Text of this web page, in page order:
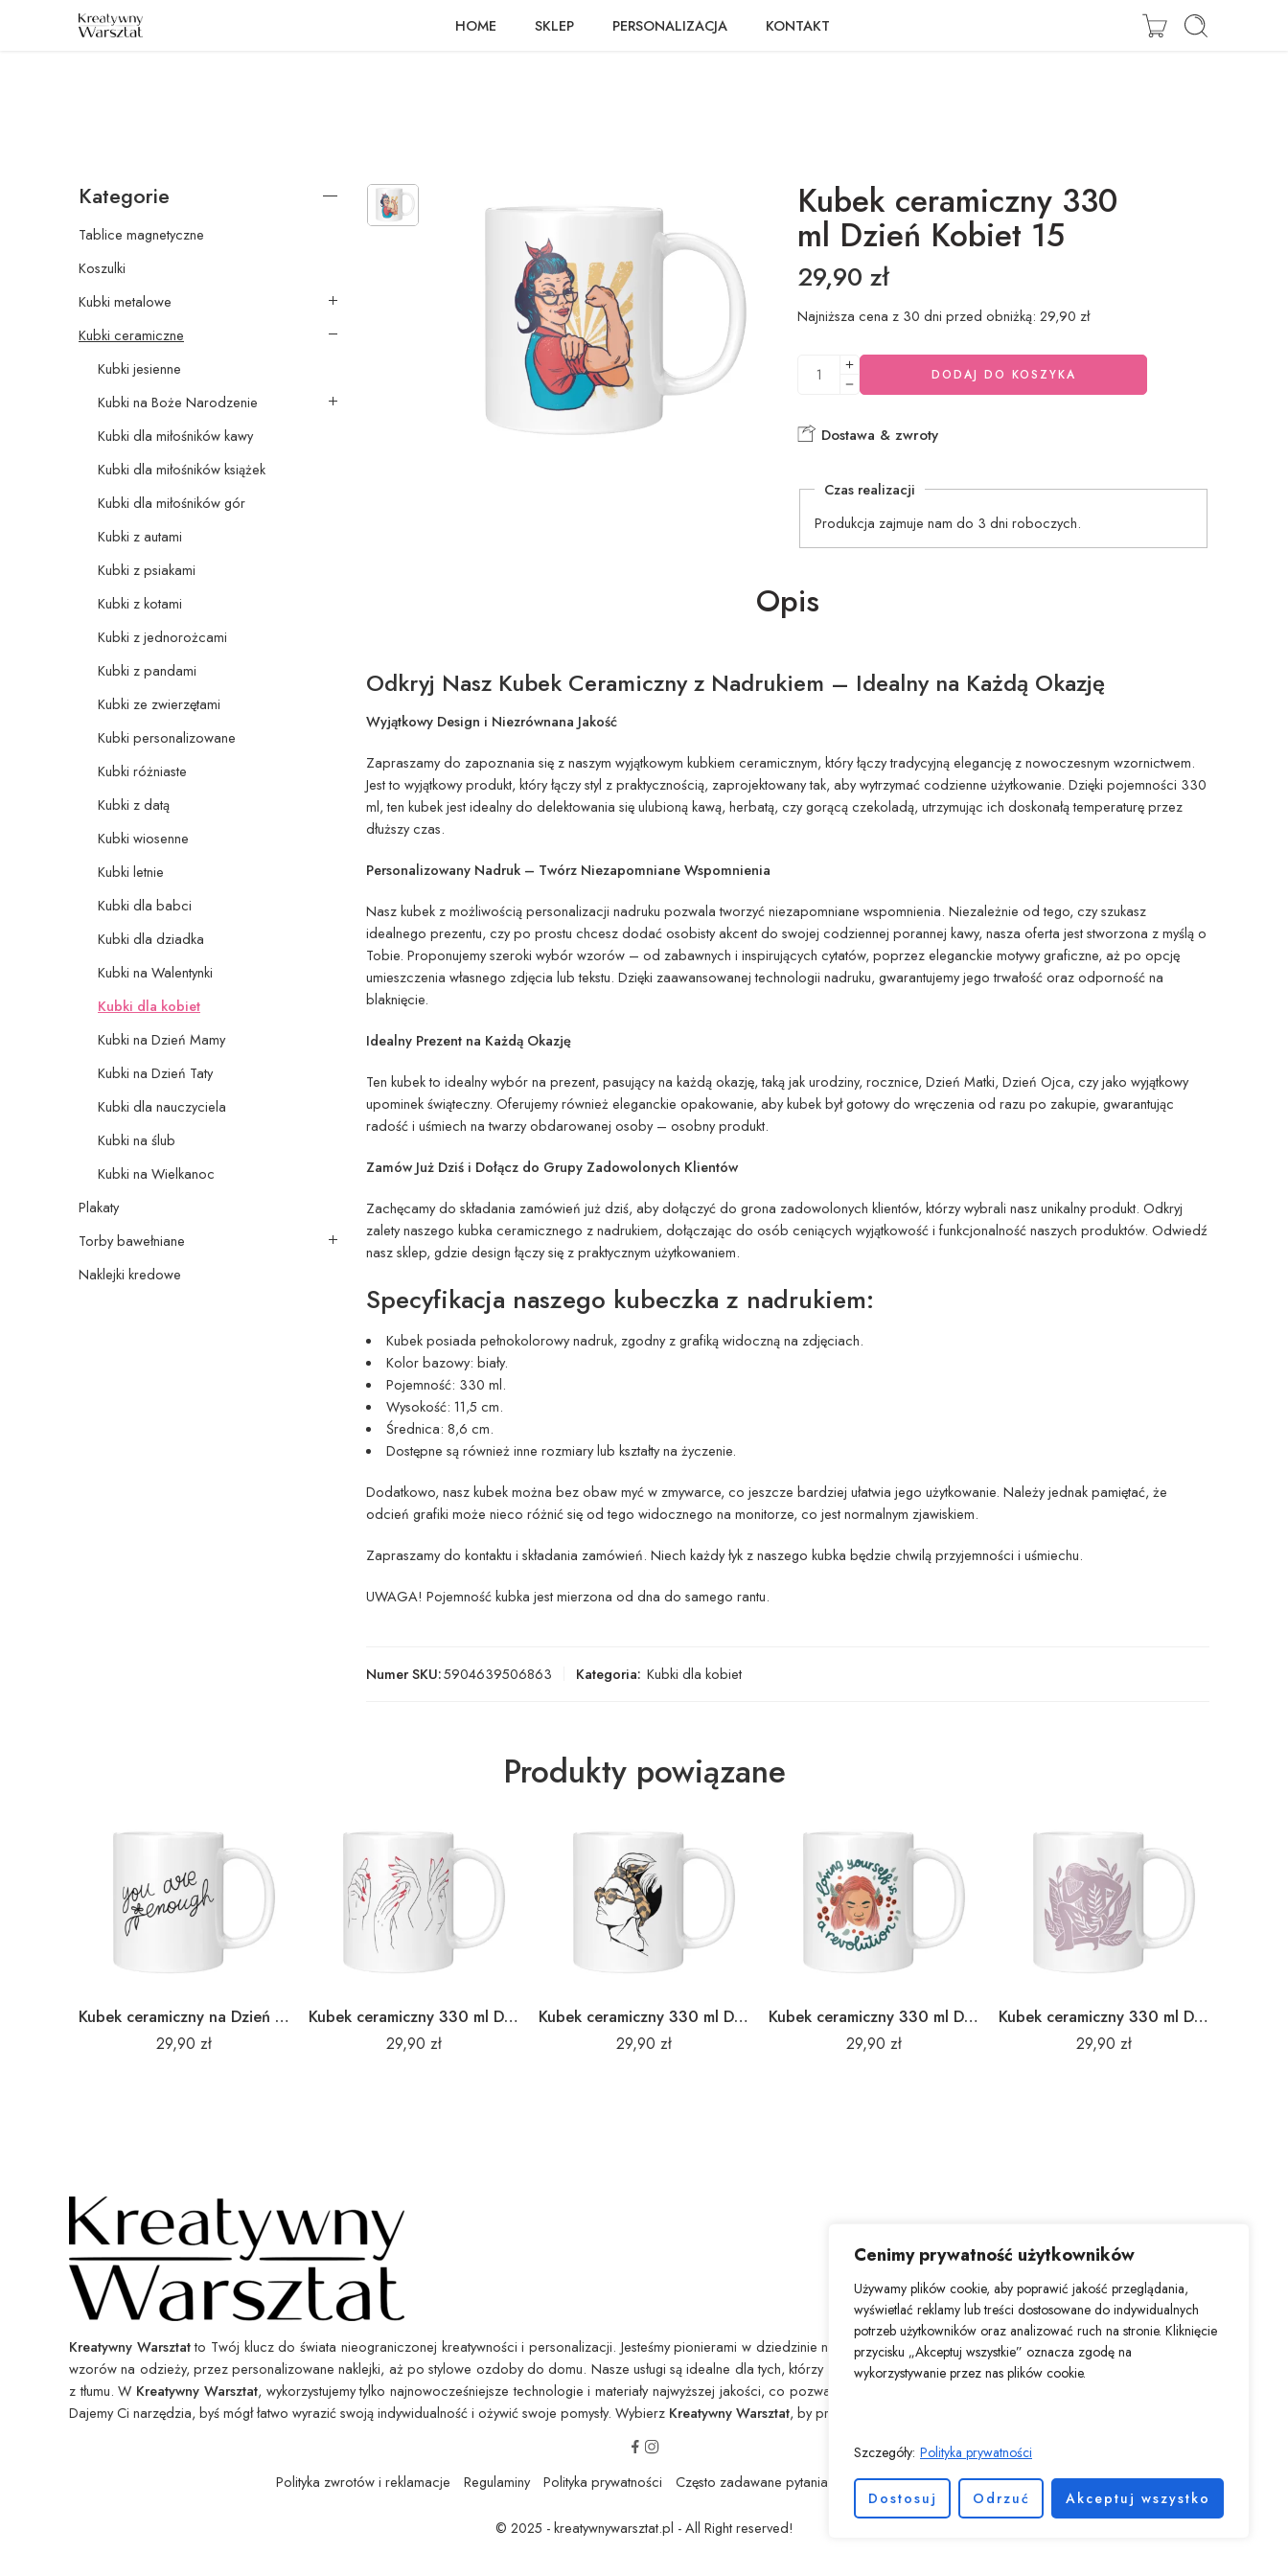
Cenimy prywatność użytkowników
Używamy plików cookie, aby poprawić jakość przeglądania,
wyświetlać reklamy lub treści dostosowane do indywidualnych
potrzeb użytkowników oraz analizować ruch na stronie. Kliknięcie
przycisku „Akceptuj wszystkie” oznacza zgodę na
wykorzystywanie przez nas plików cookie.
Szczegóły: Polityka prywatności
Dostosuj Odrzuć Akceptuj wszystko
E: sklep@kreatywnywarsztat.pl | T: +48 530 933 786 Zaloguj się / Zarejestruj się
HOME SKLEP PERSONALIZACJA KONTAKT
Kubek ceramiczny 330
ml Dzień Kobiet 15
29,90 zł
Najniższa cena z 30 dni przed obniżką: 29,90 zł
DODAJ DO KOSZYKA
Dostawa & zwroty
Czas realizacji
Produkcja zajmuje nam do 3 dni roboczych.
Opis
Odkryj Nasz Kubek Ceramiczny z Nadrukiem – Idealny na Każdą Okazję
Wyjątkowy Design i Niezrównana Jakość
Zapraszamy do zapoznania się z naszym wyjątkowym kubkiem ceramicznym, który łączy tradycyjną elegancję z nowoczesnym wzornictwem.
Jest to wyjątkowy produkt, który łączy styl z praktycznością, zaprojektowany tak, aby wytrzymać codzienne użytkowanie. Dzięki pojemności 330
ml, ten kubek jest idealny do delektowania się ulubioną kawą, herbatą, czy gorącą czekoladą, utrzymując ich doskonałą temperaturę przez
dłuższy czas.
Personalizowany Nadruk – Twórz Niezapomniane Wspomnienia
Nasz kubek z możliwością personalizacji nadruku pozwala tworzyć niezapomniane wspomnienia. Niezależnie od tego, czy szukasz
idealnego prezentu, czy po prostu chcesz dodać osobisty akcent do swojej codziennej porannej kawy, nasza oferta jest stworzona z myślą o
Tobie. Proponujemy szeroki wybór wzorów – od zabawnych i inspirujących cytatów, poprzez eleganckie motywy graficzne, aż po opcję
umieszczenia własnego zdjęcia lub tekstu. Dzięki zaawansowanej technologii nadruku, gwarantujemy jego trwałość oraz odporność na
blaknięcie.
Idealny Prezent na Każdą Okazję
Ten kubek to idealny wybór na prezent, pasujący na każdą okazję, taką jak urodziny, rocznice, Dzień Matki, Dzień Ojca, czy jako wyjątkowy
upominek świąteczny. Oferujemy również eleganckie opakowanie, aby kubek był gotowy do wręczenia od razu po zakupie, gwarantując
radość i uśmiech na twarzy obdarowanej osoby – osobny produkt.
Zamów Już Dziś i Dołącz do Grupy Zadowolonych Klientów
Zachęcamy do składania zamówień już dziś, aby dołączyć do grona zadowolonych klientów, którzy wybrali nasz unikalny produkt. Odkryj
zalety naszego kubka ceramicznego z nadrukiem, dołączając do osób ceniących wyjątkowość i funkcjonalność naszych produktów. Odwiedź
nasz sklep, gdzie design łączy się z praktycznym użytkowaniem.
Specyfikacja naszego kubeczka z nadrukiem:
Kubek posiada pełnokolorowy nadruk, zgodny z grafiką widoczną na zdjęciach.
Kolor bazowy: biały.
Pojemność: 330 ml.
Wysokość: 11,5 cm.
Średnica: 8,6 cm.
Dostępne są również inne rozmiary lub kształty na życzenie.
Dodatkowo, nasz kubek można bez obaw myć w zmywarce, co jeszcze bardziej ułatwia jego użytkowanie. Należy jednak pamiętać, że
odcień grafiki może nieco różnić się od tego widocznego na monitorze, co jest normalnym zjawiskiem.
Zapraszamy do kontaktu i składania zamówień. Niech każdy łyk z naszego kubka będzie chwilą przyjemności i uśmiechu.
UWAGA! Pojemność kubka jest mierzona od dna do samego rantu.
Numer SKU:5904639506863 Kategoria: Kubki dla kobiet
Kategorie
Tablice magnetyczne
Koszulki
Kubki metalowe
Kubki ceramiczne
Kubki jesienne
Kubki na Boże Narodzenie
Kubki dla miłośników kawy
Kubki dla miłośników książek
Kubki dla miłośników gór
Kubki z autami
Kubki z psiakami
Kubki z kotami
Kubki z jednorożcami
Kubki z pandami
Kubki ze zwierzętami
Kubki personalizowane
Kubki różniaste
Kubki z datą
Kubki wiosenne
Kubki letnie
Kubki dla babci
Kubki dla dziadka
Kubki na Walentynki
Kubki dla kobiet
Kubki na Dzień Mamy
Kubki na Dzień Taty
Kubki dla nauczyciela
Kubki na ślub
Kubki na Wielkanoc
Plakaty
Torby bawełniane
Naklejki kredowe
Produkty powiązane
Kubek ceramiczny na Dzień Kobiet jesteś wystarczająca
29,90 zł
Kubek ceramiczny 330 ml Dzień Kobiet 13
29,90 zł
Kubek ceramiczny 330 ml Dzień Kobiet 16
29,90 zł
Kubek ceramiczny 330 ml Dzień Kobiet 5
29,90 zł
Kubek ceramiczny 330 ml Dzień Kobiet 8
29,90 zł
Kreatywny Warsztatto Twój klucz do świata nieograniczonej kreatywności i personalizacji. Jesteśmy pionierami w dziedzinie nadruków i dekoracji, oferując szeroki zakres usług, od unikalnych
wzorów na odzieży, przez personalizowane naklejki, aż po stylowe ozdoby do domu. Nasze usługi są idealne dla tych, którzy chcą nadać swoim przedmiotom osobisty charakter i wyróżnić się
z tłumu. W Kreatywny Warsztat, wykorzystujemy tylko najnowocześniejsze technologie i materiały najwyższej jakości, co pozwala nam zagwarantować wytrzymałość i ostrość każdego nadruku.
Dajemy Ci narzędzia, byś mógł łatwo wyrazić swoją indywidualność i ożywić swoje pomysły. Wybierz Kreatywny Warsztat, by przekształcić zwyczajne w nadzwyczajne.
Polityka zwrotów i reklamacje Regulaminy Polityka prywatności Często zadawane pytania / FAQ Nasze marki Kontakt
© 2025 - kreatywnywarsztat.pl - All Right reserved!